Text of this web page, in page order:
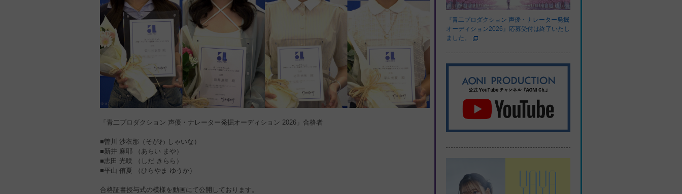
「青二プロダクション 声優・ナレーター発掘オーディション 2026」合格者
■曽川 沙衣那（そがわ しゃいな）
■新井 麻耶 （あらい まや）
■志田 光咲 （しだ きらら）
■平山 侑夏 （ひらやま ゆうか）
合格証書授与式の模様を動画にて公開しております。
『青二プロダクション 声優・ナレーター発掘
オーディション2026』応募受付は終了いたし
ました。